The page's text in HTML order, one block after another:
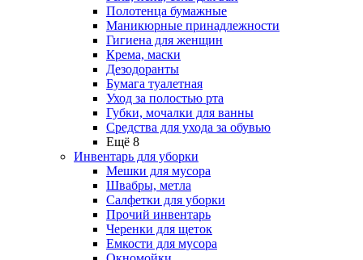
Полотенца бумажные
Маникюрные принадлежности
Гигиена для женщин
Крема, маски
Дезодоранты
Бумага туалетная
Уход за полостью рта
Губки, мочалки для ванны
Средства для ухода за обувью
Ещё 8
Инвентарь для уборки
Мешки для мусора
Швабры, метла
Салфетки для уборки
Прочий инвентарь
Черенки для щеток
Емкости для мусора